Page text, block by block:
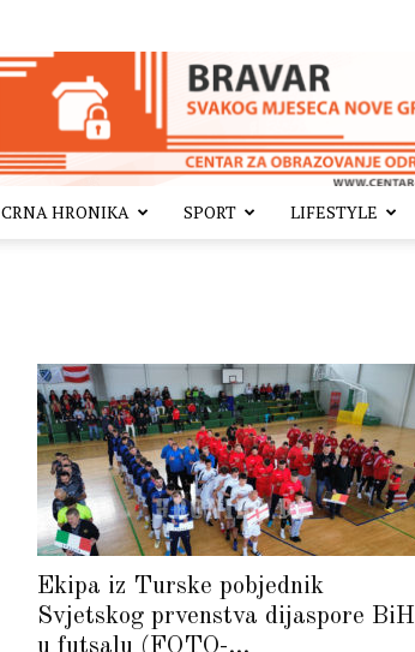
CRNA HRONIKA SPORT LIFESTYLE
Ekipa iz Turske pobjednik
Svjetskog prvenstva dijaspore BiH
u futsalu (FOTO-...